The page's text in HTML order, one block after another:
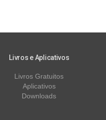
Livros e Aplicativos
Livros Gratuitos
Aplicativos
Downloads